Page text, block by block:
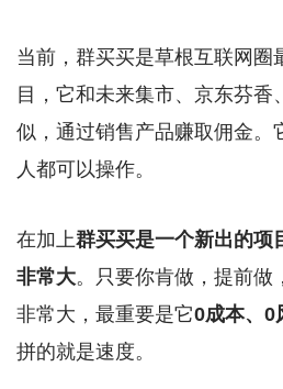
当前，群买买是草根互联网圈
目，它和未来集市、京东芬香
似，通过销售产品赚取佣金。
人都可以操作。
在加上群买买是一个新出的项
非常大。只要你肯做，提前做
非常大，最重要是它0成本、0
拼的就是速度。